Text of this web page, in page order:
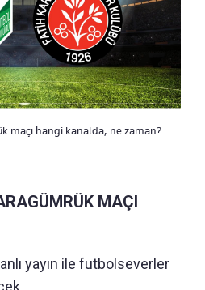
maçı hangi kanalda, ne zaman?
MAÇI
yayın ile futbolseverler